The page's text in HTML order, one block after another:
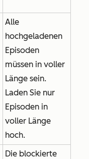
Alle
hochgeladenen
Episoden
müssen in voller
Länge sein.
Laden Sie nur
Episoden in
voller Länge
hoch.
Die blockierte